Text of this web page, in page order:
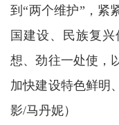
到“两个维护”，紧
国建设、民族复
想、劲往一处使，
加快建设特色鲜明
影/马丹妮）